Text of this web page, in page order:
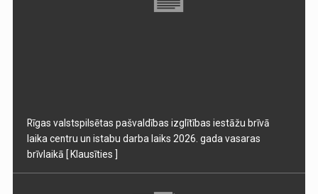
Rīgas valstspilsētas pašvaldības izglītības iestāžu brīvā
laika centru un istabu darba laiks 2026. gada vasaras
brīvlaikā [ Klausīties ]